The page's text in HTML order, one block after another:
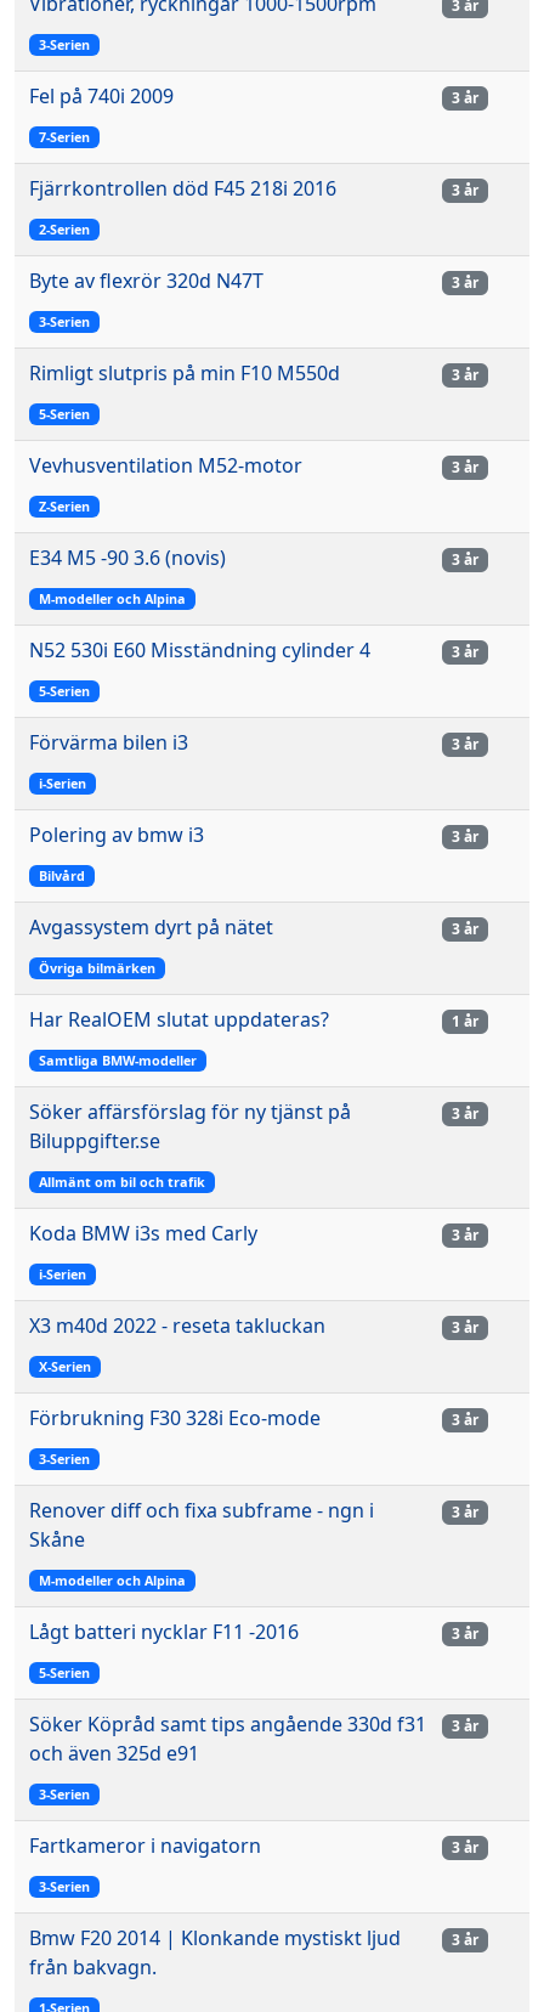
3-Serien
3 år
Fel på 740i 2009
7-Serien
3 år
Fjärrkontrollen död F45 218i 2016
2-Serien
3 år
Byte av flexrör 320d N47T
3-Serien
3 år
Rimligt slutpris på min F10 M550d
5-Serien
3 år
Vevhusventilation M52-motor
Z-Serien
3 år
E34 M5 -90 3.6 (novis)
M-modeller och Alpina
3 år
N52 530i E60 Misständning cylinder 4
5-Serien
3 år
Förvärma bilen i3
i-Serien
3 år
Polering av bmw i3
Bilvård
3 år
Avgassystem dyrt på nätet
Övriga bilmärken
3 år
Har RealOEM slutat uppdateras?
Samtliga BMW-modeller
1 år
Söker affärsförslag för ny tjänst på
Biluppgifter.se
Allmänt om bil och trafik
3 år
Koda BMW i3s med Carly
i-Serien
3 år
X3 m40d 2022 - reseta takluckan
X-Serien
3 år
Förbrukning F30 328i Eco-mode
3-Serien
3 år
Renover diff och fixa subframe - ngn i
Skåne
M-modeller och Alpina
3 år
Lågt batteri nycklar F11 -2016
5-Serien
3 år
Söker Köpråd samt tips angående 330d f31
och även 325d e91
3-Serien
3 år
Fartkameror i navigatorn
3-Serien
3 år
Bmw F20 2014 | Klonkande mystiskt ljud
från bakvagn.
1-Serien
3 år